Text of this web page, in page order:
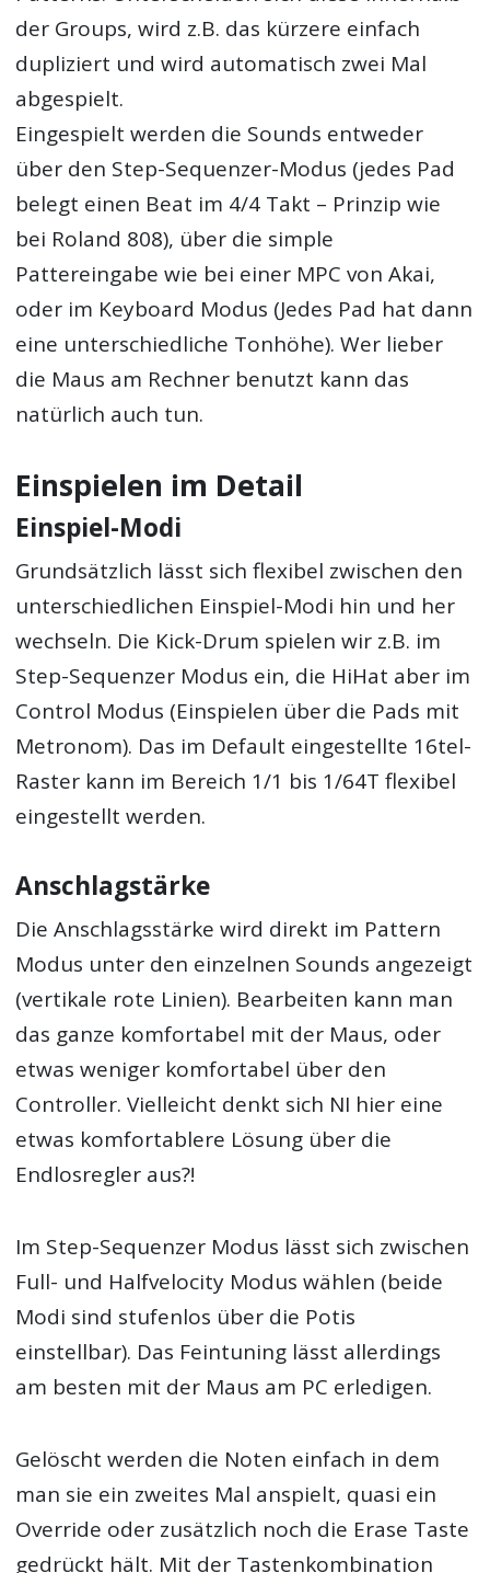
der Groups, wird z.B. das kürzere einfach
dupliziert und wird automatisch zwei Mal
abgespielt.
Eingespielt werden die Sounds entweder
über den Step-Sequenzer-Modus (jedes Pad
belegt einen Beat im 4/4 Takt – Prinzip wie
bei Roland 808), über die simple
Pattereingabe wie bei einer MPC von Akai,
oder im Keyboard Modus (Jedes Pad hat dann
eine unterschiedliche Tonhöhe). Wer lieber
die Maus am Rechner benutzt kann das
natürlich auch tun.
Einspielen im Detail
Einspiel-Modi
Grundsätzlich lässt sich flexibel zwischen den
unterschiedlichen Einspiel-Modi hin und her
wechseln. Die Kick-Drum spielen wir z.B. im
Step-Sequenzer Modus ein, die HiHat aber im
Control Modus (Einspielen über die Pads mit
Metronom). Das im Default eingestellte 16tel-
Raster kann im Bereich 1/1 bis 1/64T flexibel
eingestellt werden.
Anschlagstärke
Die Anschlagsstärke wird direkt im Pattern
Modus unter den einzelnen Sounds angezeigt
(vertikale rote Linien). Bearbeiten kann man
das ganze komfortabel mit der Maus, oder
etwas weniger komfortabel über den
Controller. Vielleicht denkt sich NI hier eine
etwas komfortablere Lösung über die
Endlosregler aus?!
Im Step-Sequenzer Modus lässt sich zwischen
Full- und Halfvelocity Modus wählen (beide
Modi sind stufenlos über die Potis
einstellbar). Das Feintuning lässt allerdings
am besten mit der Maus am PC erledigen.
Gelöscht werden die Noten einfach in dem
man sie ein zweites Mal anspielt, quasi ein
Override oder zusätzlich noch die Erase Taste
gedrückt hält. Mit der Tastenkombination